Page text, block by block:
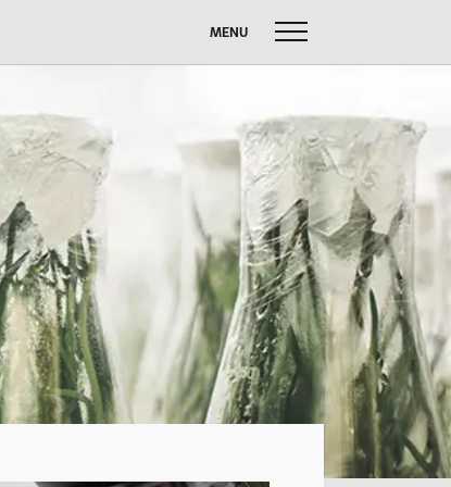
MENU
SERVICE
Krankmeldung
Downloads
Stundenpläne
Kontakt
M
SOMMERBRIEF